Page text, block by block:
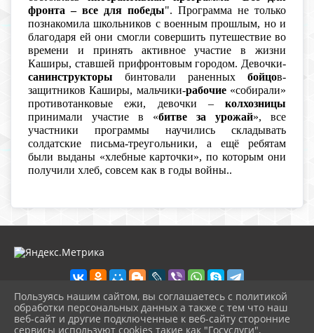
фронта – все для победы". Программа не только
познакомила школьников с военным прошлым, но и
благодаря ей они смогли совершить путешествие во
времени и принять активное участие в жизни
Каширы, ставшей прифронтовым городом. Девочки-
санинструкторы бинтовали раненных бойцов-
защитников Каширы, мальчики-рабочие«собирали»
противотанковые ежи, девочки – колхозницы
принимали участие в «битве за урожай», все
участники программы научились складывать
солдатские письма-треугольники, а ещё ребятам
были выданы «хлебные карточки», по которым они
получили хлеб, совсем как в годы войны..
2026 г. музей-кашира.рф
Пользуясь нашим сайтом, вы соглашаетесь с политикой
обработки персональных данных а также с тем что наш
веб-сайт и другие подключенные к веб-сайту сторонние
сервисы используют cookies такие как "Госуслуги",